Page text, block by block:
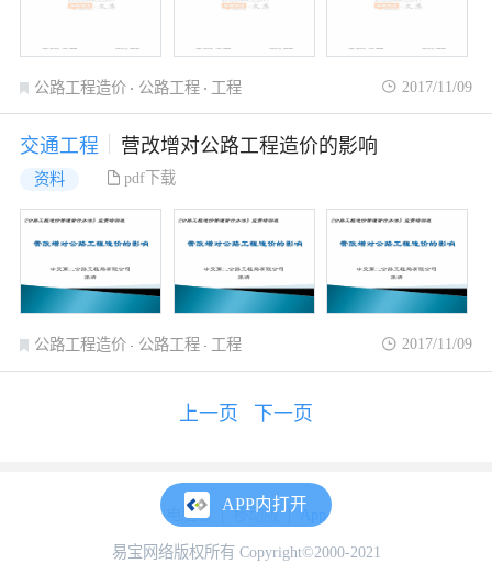
公路工程造价 公路工程 工程 2017/11/09
交通工程 营改增对公路工程造价的影响
资料 pdf下载
公路工程造价 公路工程 工程 2017/11/09
上一页 下一页
APP内打开
电脑版 移动版 App
易宝网络版权所有 Copyright©2000-2021